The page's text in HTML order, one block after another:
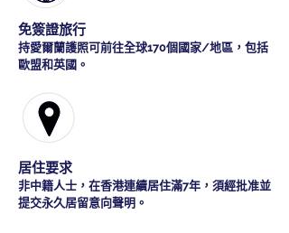
免簽證旅行
持愛爾蘭護照可前往全球170個國家/地區，包括
歐盟和英國。
居住要求
非中籍人士，在香港連續居住滿7年，須經批准並
提交永久居留意向聲明。